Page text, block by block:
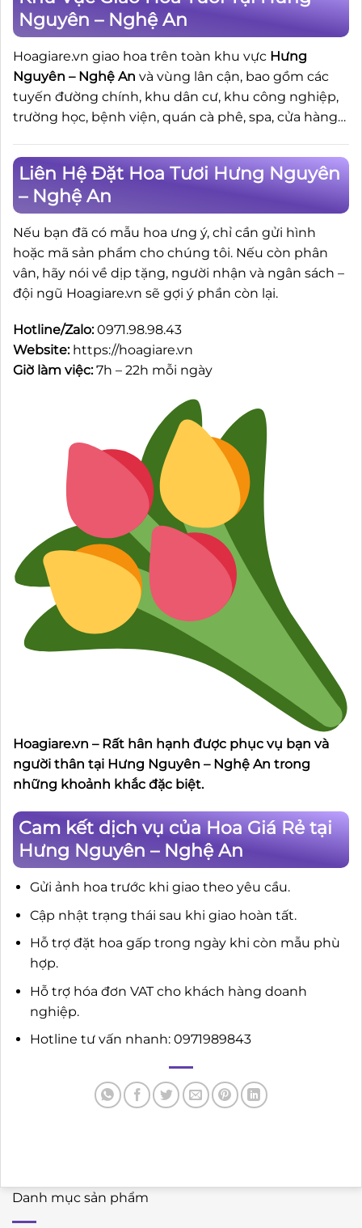
Danh mục sản phẩm
Nguyên – Nghệ An
Hoagiare.vn giao hoa trên toàn khu vực Hưng
Nguyên – Nghệ An và vùng lân cận, bao gồm các
tuyến đường chính, khu dân cư, khu công nghiệp,
trường học, bệnh viện, quán cà phê, spa, cửa hàng…
Liên Hệ Đặt Hoa Tươi Hưng Nguyên
– Nghệ An
Nếu bạn đã có mẫu hoa ưng ý, chỉ cần gửi hình
hoặc mã sản phẩm cho chúng tôi. Nếu còn phân
vân, hãy nói về dịp tặng, người nhận và ngân sách –
đội ngũ Hoagiare.vn sẽ gợi ý phần còn lại.
Hotline/Zalo:0971.98.98.43
Website: https://hoagiare.vn
Giờ làm việc:7h – 22h mỗi ngày
Hoagiare.vn – Rất hân hạnh được phục vụ bạn và
người thân tại Hưng Nguyên – Nghệ An trong
những khoảnh khắc đặc biệt.
Cam kết dịch vụ của Hoa Giá Rẻ tại
Hưng Nguyên – Nghệ An
Gửi ảnh hoa trước khi giao theo yêu cầu.
Cập nhật trạng thái sau khi giao hoàn tất.
Hỗ trợ đặt hoa gấp trong ngày khi còn mẫu phù
hợp.
Hỗ trợ hóa đơn VAT cho khách hàng doanh
nghiệp.
Hotline tư vấn nhanh: 0971989843